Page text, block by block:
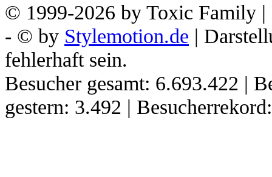
© 1999-2026 by Toxic Family |
- © by Stylemotion.de |
fehlerhaft sein.
Besucher gesamt: 6.693.422 |
gestern: 3.492 |